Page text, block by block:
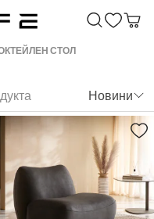
СТОЛ
Новини